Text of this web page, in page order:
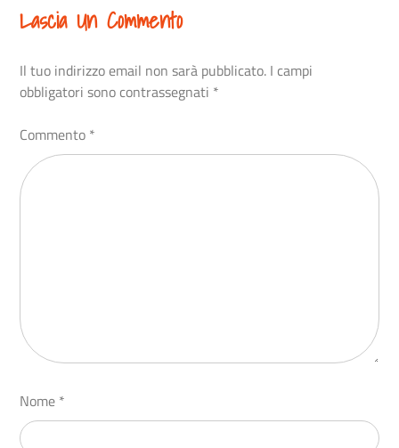
Lascia Un Commento
Il tuo indirizzo email non sarà pubblicato. I campi
obbligatori sono contrassegnati *
Commento *
Nome *